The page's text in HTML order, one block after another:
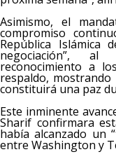
Asimismo, el
compromiso
República Islámica
negociación”,
reconocimiento a
respaldo,
constituirá una paz
Este inminente
Sharif confirmara
había alcanzado un
entre Washington y